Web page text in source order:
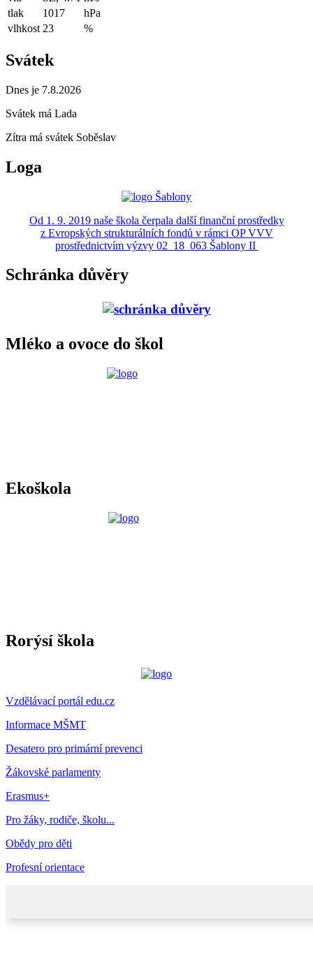
tlak
1017
hPa
vlhkost 23 %
Svátek
Dnes je 7.8.2026
Svátek má Lada
Zítra má svátek Soběslav
Loga
Od 1. 9. 2019 naše škola čerpala další finanční prostředky
z Evropských strukturálních fondů v rámci OP VVV
prostřednictvím výzvy 02_18_063 Šablony II
Schránka důvěry
Mléko a ovoce do škol
Ekoškola
Rorýsí škola
Vzdělávací portál edu.cz
Informace MŠMT
Desatero pro primární prevenci
Žákovské parlamenty
Erasmus+
Pro žáky, rodiče, školu...
Obědy pro děti
Profesní orientace